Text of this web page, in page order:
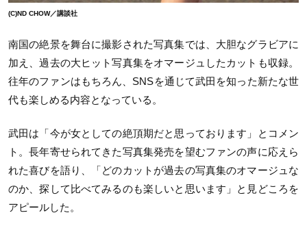
(C)ND CHOW／講談社
南国の絶景を舞台に撮影された写真集では、大胆なグラビアに
加え、過去の大ヒット写真集をオマージュしたカットも収録。
往年のファンはもちろん、 SNSを通じて武田を知った新たな世
代も楽しめる内容となっている。
武田は「今が女としての絶頂期だと思っております」とコメン
ト。長年寄せられてきた写真集発売を望むファンの声に応えら
れた喜びを語り、「どのカットが過去の写真集のオマージュな
のか、探して比べてみるのも楽しいと思います」と見どころを
アピールした。